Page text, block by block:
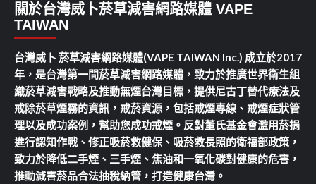
關於台灣威卜菸草減害網路媒體 VAPE
TAIWAN
台灣威卜 菸草減害網路媒體(VAPE TAIWAN Inc.) 成立於2017
年，是台灣第一間菸草減害網路媒體，致力於推廣世界衛生組
織菸草減害戰略及推動無煙台灣目標，提供尼古丁替代療法及
戒除菸草煙霧的資訊，戒菸資源，包括戒煙專線、戒煙症狀管
理以及成功案例，幫助您成功戒煙。反對董氏基金會濫用菸捐
進行認知作戰、修正吸菸救健保、吸菸救長照的衛福部政策，
致力於降低二手煙、三手煙、焦油和一氧化碳對健康的危害，
推動減害菸品合法抽稅納管，打造健康台灣。